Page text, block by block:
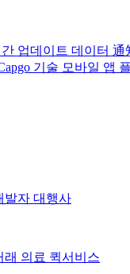
업데이트 데이터 通
기술 모바일 앱
발자 대행사
래 의료 퀵서비스